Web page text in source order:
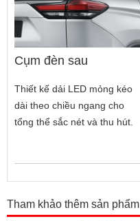
Cụm đèn sau
Thiết kế dải LED mỏng kéo
dài theo chiều ngang cho
tổng thể sắc nét và thu hút.
Tham khảo thêm sản